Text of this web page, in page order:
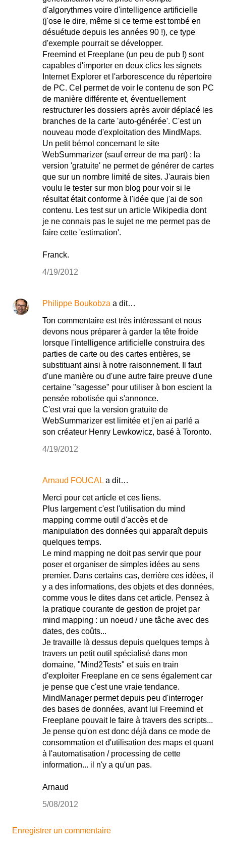
d'algorythmes voire d'intelligence artificielle
(j'ose le dire, même si ce terme est tombé en
désuétude depuis les années 90 !), ce type
d'exemple pourrait se développer.
Freemind et Freeplane (un peu de pub !) sont
capables d'importer en deux clics les signets
Internet Explorer et l'arborescence du répertoire
de PC. Cel permet de voir le contenu de son PC
de manière différente et, éventuellement
restructurer les dossiers après avoir déplacé les
branches de la carte 'auto-générée'. C'est un
nouveau mode d'exploitation des MindMaps.
Un petit bémol concernant le site
WebSummarizer (sauf erreur de ma part) : la
version 'gratuite' ne permet de générer de cartes
que sur un nombre limité de sites. J'aurais bien
voulu le tester sur mon blog pour voir si le
résultat était conforme à l'idée que j'ai de son
contenu. Les test sur un article Wikipedia dont
je ne connais pas le sujet ne me permet pas de
faire cette 'estimation'.
Franck.
4/19/2012
Philippe Boukobza a dit…
Ton commentaire est très intéressant et nous
devons nous préparer à garder la tête froide
lorsque l'intelligence artificielle construira des
parties de carte ou des cartes entières, se
substituant ainsi à notre raisonnement. Il faut
d'une manière ou d'une autre faire preuve d'une
certaine "sagesse" pour utiliser à bon escient la
pensée robotisée qui s'annonce.
C'est vrai que la version gratuite de
WebSummarizer est limitée et j'en ai parlé a
son créateur Henry Lewkowicz, basé à Toronto.
4/19/2012
Arnaud FOUCAL a dit…
Merci pour cet article et ces liens.
Plus largement c'est l'utilisation du mind
mapping comme outil d'accès et de
manipulation des données qui apparaît depuis
quelques temps.
Le mind mapping ne doit pas servir que pour
poser et organiser de simples idées au sens
premier. Dans certains cas, derrière ces idées, il
y a des informations, des objets et des données,
comme vous le dites dans cet article. Pensez à
la pratique courante de gestion de projet par
mind mapping : un noeud / une tâche avec des
dates, des coûts...
Je travaille là dessus depuis quelques temps à
travers un petit outil spécialisé dans mon
domaine, "Mind2Tests" et suis en train
d'exploiter Freeplane en ce sens également car
je pense que c'est une vraie tendance.
MindManager permet depuis peu d'interroger
des bases de données, avant lui Freemind et
Freeplane pouvait le faire à travers des scripts...
Je pense qu'on est donc déjà dans ce mode de
consommation et d'utilisation des maps et quant
à l'automatisation / processing de cette
information... il n'y a qu'un pas.
Arnaud
5/08/2012
Enregistrer un commentaire